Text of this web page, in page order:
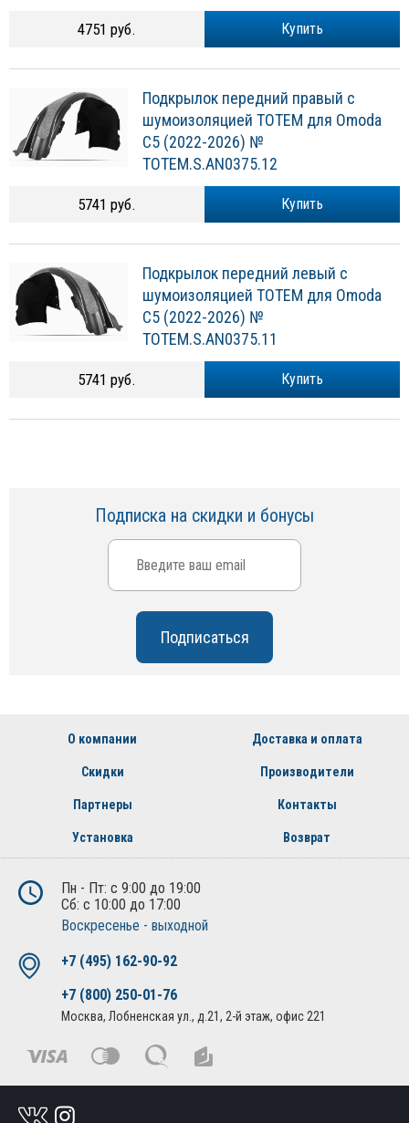
Купить
4751 руб.
Подкрылок передний правый с
шумоизоляцией TOTEM для Omoda
C5 (2022-2026) №
TOTEM.S.AN0375.12
Купить
5741 руб.
Подкрылок передний левый с
шумоизоляцией TOTEM для Omoda
C5 (2022-2026) №
TOTEM.S.AN0375.11
Купить
5741 руб.
Подписка на скидки и бонусы
О компании Доставка и оплата
Скидки Производители
Партнеры Контакты
Установка Возврат
Пн - Пт: с 9:00 до 19:00
Сб: с 10:00 до 17:00
Воскресенье - выходной
+7 (495) 162-90-92
+7 (800) 250-01-76
Москва, Лобненская ул., д.21, 2-й этаж, офис 221